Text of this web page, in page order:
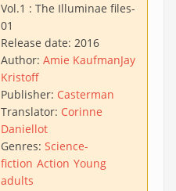
Vol.1 : The Illuminae files-
01
Release date: 2016
Author: Amie KaufmanJay
Kristoff
Publisher: Casterman
Translator: Corinne
Daniellot
Genres: Science-
fiction Action Young
adults